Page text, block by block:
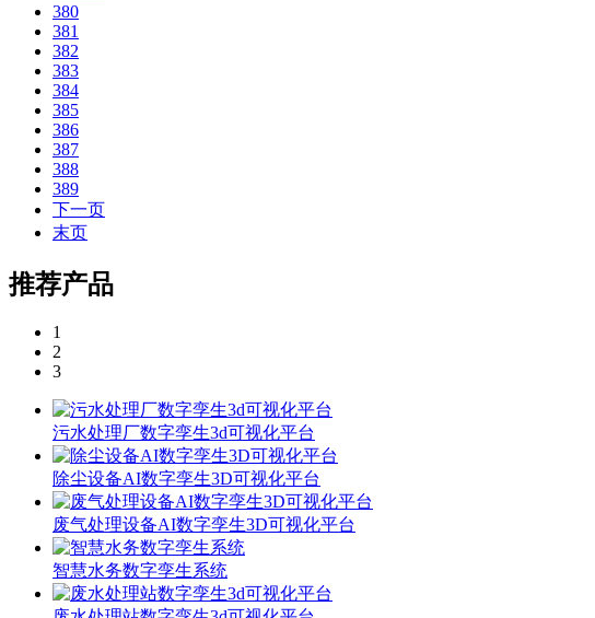
380
381
382
383
384
385
386
387
388
389
下一页
末页
推荐产品
1
2
3
污水处理厂数字孪生3d可视化平台
除尘设备AI数字孪生3D可视化平台
废气处理设备AI数字孪生3D可视化平台
智慧水务数字孪生系统